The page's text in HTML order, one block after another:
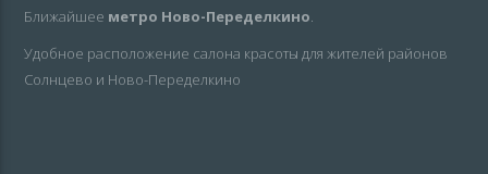
Ближайшее метро Ново-Переделкино.
Удобное расположение салона красоты для жителей районов
Солнцево и Ново-Переделкино